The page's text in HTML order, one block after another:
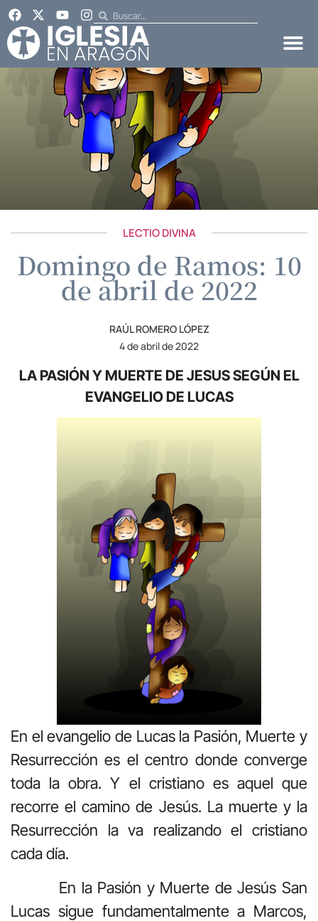
LECTIO DIVINA
Domingo de Ramos: 10
de abril de 2022
RAÚL ROMERO LÓPEZ
4 de abril de 2022
LA PASIÓN Y MUERTE DE JESUS SEGÚN EL
EVANGELIO DE LUCAS
En el evangelio de Lucas la Pasión, Muerte y
Resurrección es el centro donde converge
toda la obra. Y el cristiano es aquel que
recorre el camino de Jesús. La muerte y la
Resurrección la va realizando el cristiano
cada día.
En la Pasión y Muerte de Jesús San
Lucas sigue fundamentalmente a Marcos,